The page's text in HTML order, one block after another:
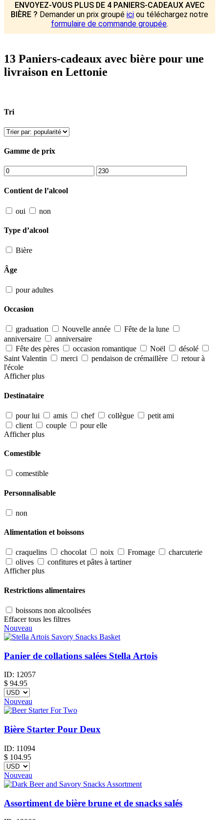
ENVOYEZ-VOUS PLUS DE 4 PANIERS-CADEAUX AVEC
BIÈRE ? Demander un prix groupé ici ou téléchargez notre
formulaire de commande groupée.
13 Paniers-cadeaux avec bière pour une
livraison en Lettonie
Tri
Gamme de prix
Contient de l’alcool
oui non
Type d’alcool
Bière
Âge
pour adultes
Occasion
graduation Nouvelle année
Fête de la lune
anniversaire
anniversaire
Fête des pères
occasion romantique Noël
désolé
Saint Valentin
merci pendaison de crémaillère
retour à
l'école
Afficher plus
Destinataire
pour lui amis chef collègue
petit ami
client
couple
pour elle
Afficher plus
Comestible
comestible
Personnalisable
non
Alimentation et boissons
craquelins chocolat noix Fromage
charcuterie
olives
confitures et pâtes à tartiner
Afficher plus
Restrictions alimentaires
boissons non alcoolisées
Effacer tous les filtres
Nouveau
Panier de collations salées Stella Artois
ID: 12057
$ 94.95
Nouveau
Bière Starter Pour Deux
ID: 11094
$ 104.95
Nouveau
Assortiment de bière brune et de snacks salés